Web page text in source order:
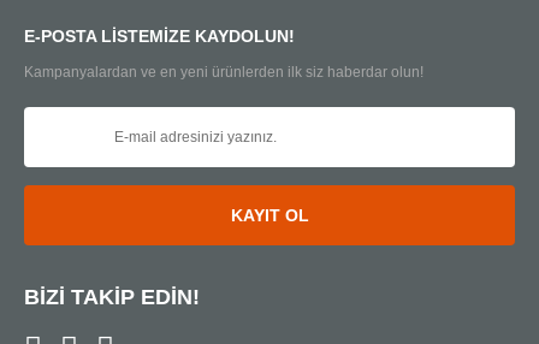
E-POSTA LİSTEMİZE KAYDOLUN!
Kampanyalardan ve en yeni ürünlerden ilk siz haberdar olun!
KAYIT OL
BİZİ TAKİP EDİN!